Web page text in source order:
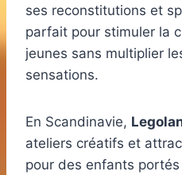
ses reconstitutions et
parfait pour stimuler la
jeunes sans multiplier
sensations.
En Scandinavie,
ateliers créatifs et
pour des enfants